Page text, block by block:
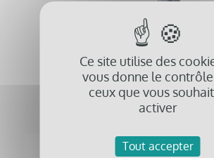
Traceuse De Lignes Pour
Ce site utilise des
vous donne le
ceux que vous
activer
Tout accepter